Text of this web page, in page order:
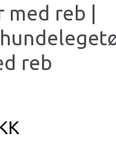
med reb |
reb